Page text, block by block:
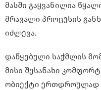
მასში გაყვანილია
მრავალი პროცესის
იძლევა.
დაწყებული საჭმლის
მისი შესანახი
ობიექტი ერთდროულად